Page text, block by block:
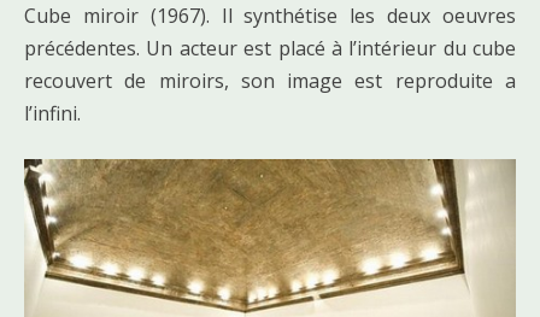
Cube miroir (1967). Il synthétise les deux oeuvres
précédentes. Un acteur est placé à l’intérieur du cube
recouvert de miroirs, son image est reproduite a
l’infini.